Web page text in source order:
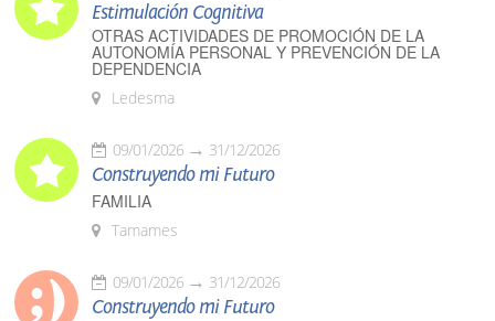
Estimulación Cognitiva
OTRAS ACTIVIDADES DE PROMOCIÓN DE LA
AUTONOMÍA PERSONAL Y PREVENCIÓN DE LA
DEPENDENCIA
Ledesma
09/01/2026 31/12/2026
Construyendo mi Futuro
FAMILIA
Tamames
09/01/2026 31/12/2026
Construyendo mi Futuro